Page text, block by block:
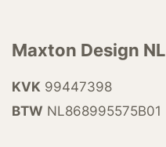
Maxton Design NL
KVK 99447398
BTW NL868995575B01